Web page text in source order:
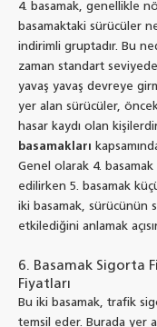
4. basamak, genellikle
basamaktaki sürücüler
indirimli gruptadır. Bu
zaman standart
yavaş yavaş devreye
yer alan sürücüler,
hasar kaydı olan
basamakları
Genel olarak 4.
edilirken 5. basamak
iki basamak, sürücünün
etkilediğini anlamak
6. Basamak Sigorta
Fiyatları
Bu iki basamak, trafik
temsil eder. Burada yer